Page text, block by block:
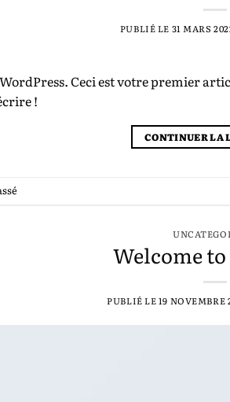
PUBLIÉ LE 31 MARS
Ceci est votre premier
!
CONTINUER LA
Welcome
PUBLIÉ LE19 NOVEMBRE